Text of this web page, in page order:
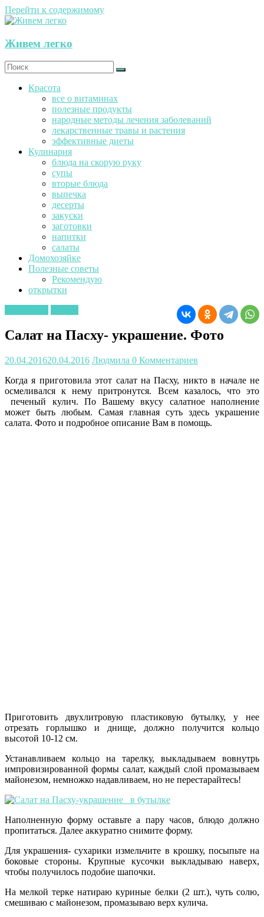
Перейти к содержимому
Живем легко
Красота
все о витаминах
полезные продукты
народные методы лечения заболеваний
лекарственные травы и растения
эффективные диеты
Кулинария
блюда на скорую руку
супы
вторые блюда
выпечка
десерты
закуски
заготовки
напитки
салаты
Домохозяйке
Полезные советы
Рекомендую
открытки
Салат на Пасху- украшение. Фото
20.04.201620.04.2016 Людмила 0 Комментариев
Когда я приготовила этот салат на Пасху, никто в начале не
осмеливался к нему притронутся. Всем казалось, что это
печеный кулич. По Вашему вкусу салатное наполнение
может быть любым. Самая главная суть здесь украшение
салата. Фото и подробное описание Вам в помощь.
Приготовить двухлитровую пластиковую бутылку, у нее
отрезать горлышко и днище, должно получится кольцо
высотой 10-12 см.
Устанавливаем кольцо на тарелку, выкладываем вовнутрь
импровизированной формы салат, каждый слой промазываем
майонезом, немножко надавливаем, но не перестарайтесь!
Наполненную форму оставьте а пару часов, блюдо должно
пропитаться. Далее аккуратно снимите форму.
Для украшения- сухарики измельчите в крошку, посыпьте на
боковые стороны. Крупные кусочки выкладываю наверх,
чтобы получилось подобие шапочки.
На мелкой терке натираю куриные белки (2 шт.), чуть солю,
смешиваю с майонезом, промазываю верх кулича.